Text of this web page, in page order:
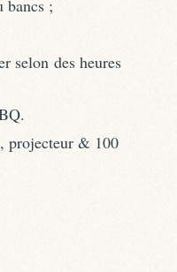
bancs ;
selon des heures
projecteur & 100